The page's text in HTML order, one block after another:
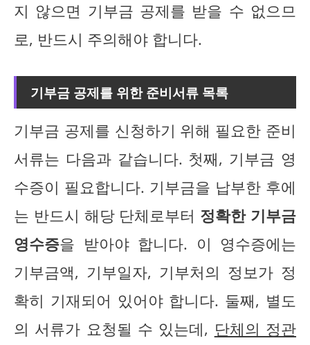
지 않으면 기부금 공제를 받을 수 없으므
로, 반드시 주의해야 합니다.
기부금 공제를 위한 준비서류 목록
기부금 공제를 신청하기 위해 필요한 준비
서류는 다음과 같습니다. 첫째, 기부금 영
수증이 필요합니다. 기부금을 납부한 후에
는 반드시 해당 단체로부터 정확한 기부금
영수증을 받아야 합니다. 이 영수증에는
기부금액, 기부일자, 기부처의 정보가 정
확히 기재되어 있어야 합니다. 둘째, 별도
의 서류가 요청될 수 있는데, 단체의 정관